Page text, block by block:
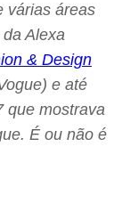
várias áreas
Alexa
& Design
e até
que mostrava
É ou não é